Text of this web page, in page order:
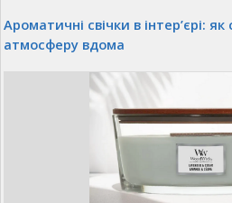
Ароматичні свічки в інтер’єрі:
атмосферу вдома